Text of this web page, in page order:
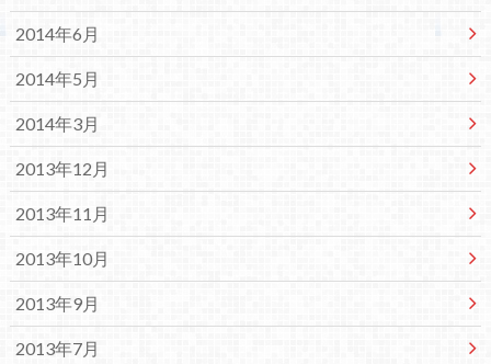
2014年6月
2014年5月
2014年3月
2013年12月
2013年11月
2013年10月
2013年9月
2013年7月